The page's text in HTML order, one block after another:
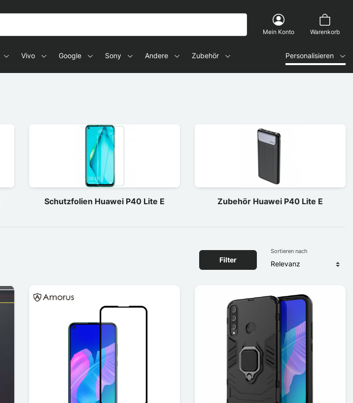
Mein Konto Warenkorb
Vivo Google Sony Andere Zubehör Personalisieren
Schutzfolien Huawei P40 Lite E Zubehör Huawei P40 Lite E
Filter
Sortieren nach